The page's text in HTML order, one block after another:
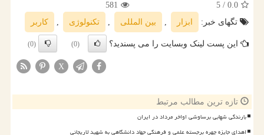
0.0
/ 5
581
تگهای خبر:
ابزار , بین المللی , تكنولوژی , كاربر
این پست لینک وبسایت را می پسندید؟ (0)
(0)
X
تازه ترین مطالب مرتبط
بارندگی شهابی برساوشی اواخر مرداد در ایران
اهدای جایزه چهره برجسته علمی و فرهنگی جهاد دانشگاهی به شهید لاریجانی